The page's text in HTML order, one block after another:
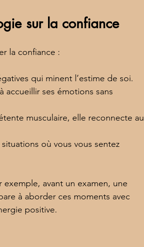
sur la confiance
la confiance :
qui minent l’estime de soi.
accueillir ses émotions sans
musculaire, elle reconnecte au
où vous vous sentez
avant un examen, une
à aborder ces moments avec
positive.